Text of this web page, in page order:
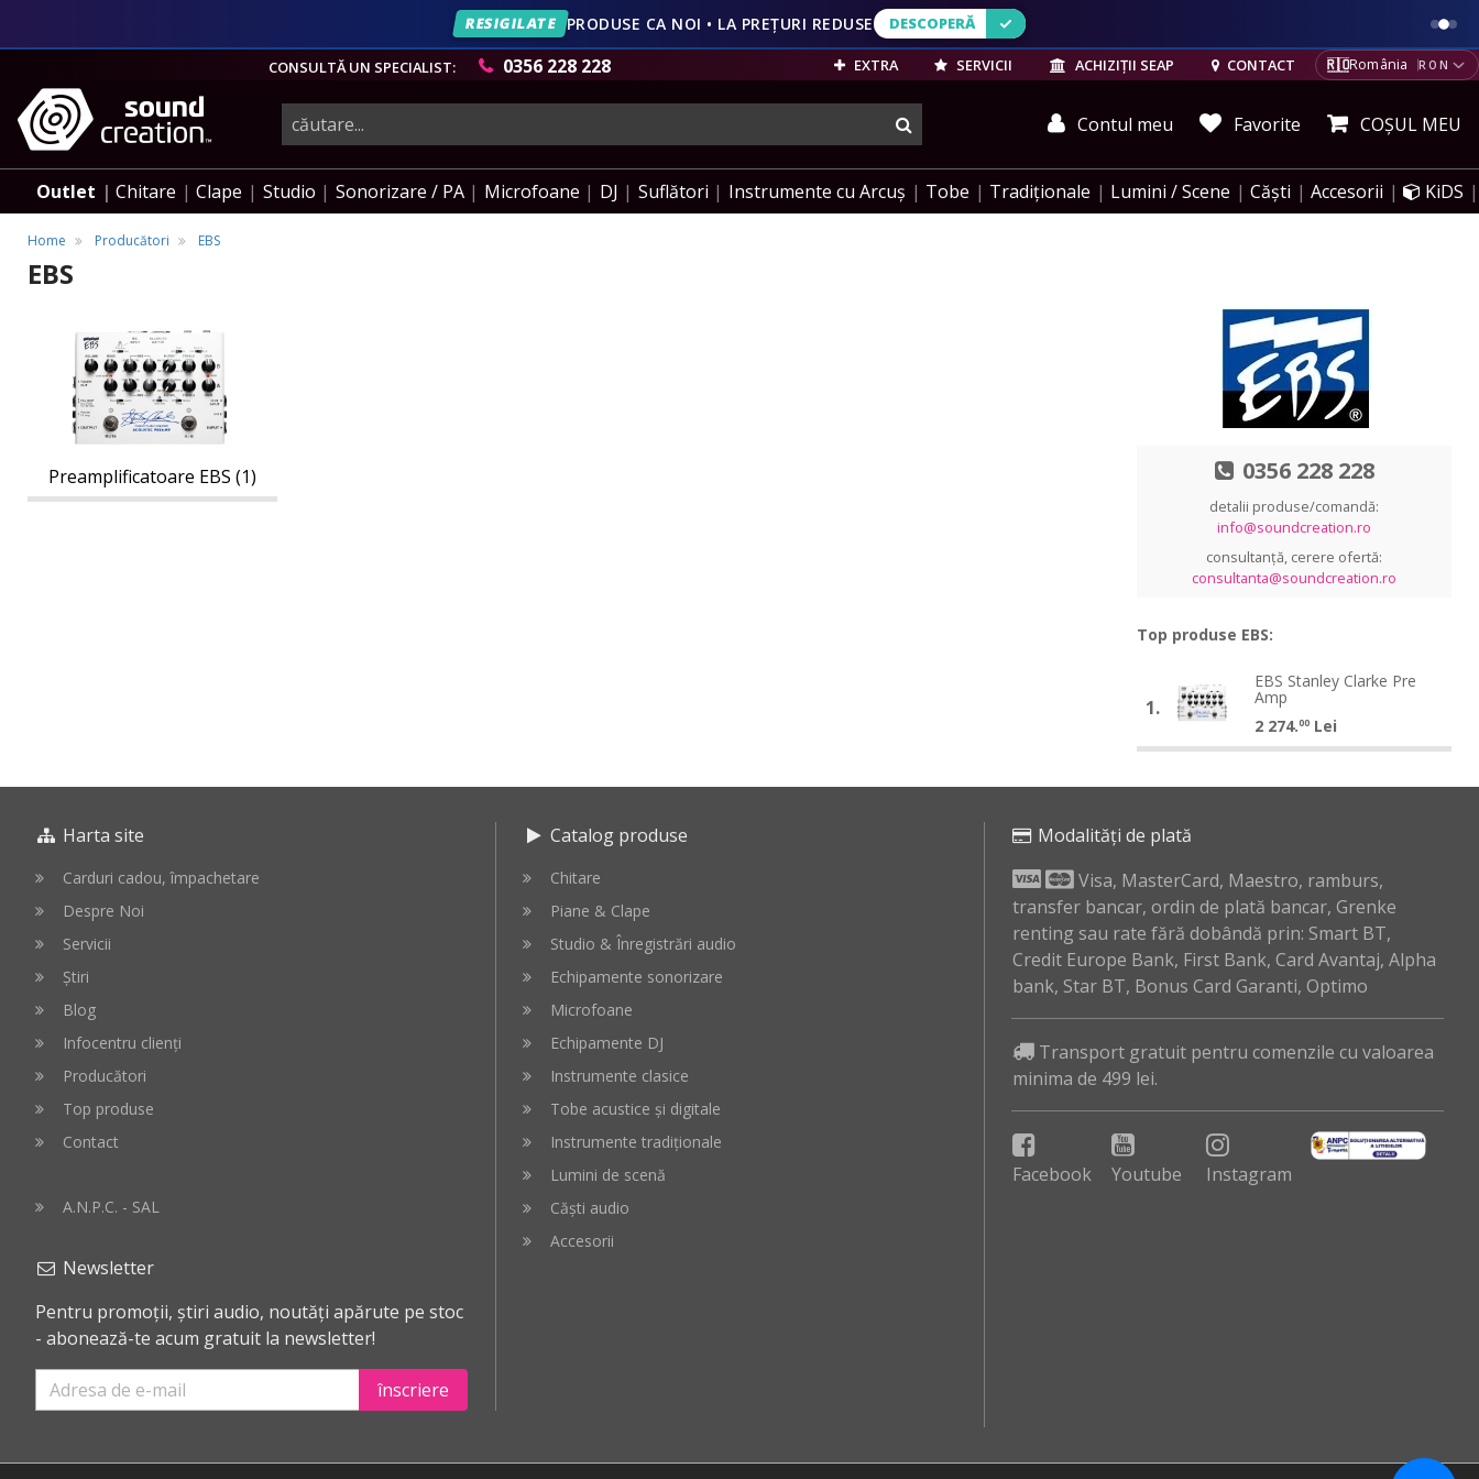
VEZI OFERTELE
RESIGILATE PRODUSE CA NOI • LA PREȚURI REDUSE DESCOPERĂ
DESCOPERĂ
CONSULTĂ UN SPECIALIST:
0356 228 228 EXTRA SERVICII ACHIZIȚII SEAP CONTACT 🇷🇴România RON
instrumente
muzicale,
echipamente
pro-
audio
Contul meu Favorite COȘUL MEU
Outlet Chitare Clape Studio Sonorizare / PA Microfoane DJ Suflători Instrumente cu Arcuș Tobe Tradiționale Lumini / Scene Căști Accesorii KiDS
Home Producători EBS
EBS
Preamplificatoare
Preamplificatoare EBS (1) 0356 228 228
detalii produse/comandă:
info@soundcreation.ro
consultanță, cerere ofertă:
consultanta@soundcreation.ro
Top produse EBS:
Stanley
Clarke
Pre
Amp
1.
EBS
Stanley
Amp
EBS Stanley Clarke Pre
Amp
2 274.00 Lei
Harta site
Carduri cadou, împachetare
Despre Noi
Servicii
Știri
Blog
Infocentru clienți
Producători
Top produse
Contact
A.N.P.C. - SAL
Newsletter
Pentru promoții, știri audio, noutăți apărute pe stoc
- abonează-te acum gratuit la newsletter!
înscriere
Catalog produse
Chitare
Piane & Clape
Studio & Înregistrări audio
Echipamente sonorizare
Microfoane
Echipamente DJ
Instrumente clasice
Tobe acustice și digitale
Instrumente tradiționale
Lumini de scenă
Căști audio
Accesorii
Modalități de plată
Visa, MasterCard, Maestro, ramburs,
transfer bancar, ordin de plată bancar, Grenke
renting sau rate fără dobândă prin: Smart BT,
Credit Europe Bank, First Bank, Card Avantaj, Alpha
bank, Star BT, Bonus Card Garanti, Optimo
Transport gratuit pentru comenzile cu valoarea
minima de 499 lei.
Facebook Youtube Instagram